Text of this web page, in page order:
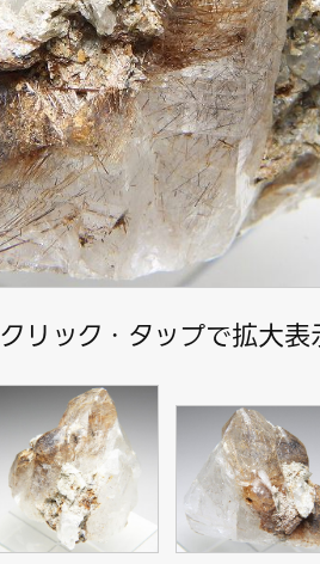
クリック・タップで拡大表